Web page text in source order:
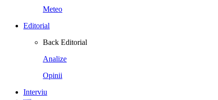
Meteo
Editorial
Back Editorial
Analize
Opinii
Interviu